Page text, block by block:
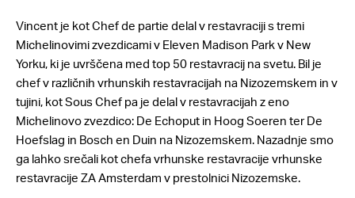
Vincent je kot Chef de partie delal v restavraciji s tremi
Michelinovimi zvezdicami v Eleven Madison Park v New
Yorku, ki je uvrščena med top 50 restavracij na svetu. Bil je
chef v različnih vrhunskih restavracijah na Nizozemskem in v
tujini, kot Sous Chef pa je delal v restavracijah z eno
Michelinovo zvezdico: De Echoput in Hoog Soeren ter De
Hoefslag in Bosch en Duin na Nizozemskem. Nazadnje smo
ga lahko srečali kot chefa vrhunske restavracije vrhunske
restavracije ZA Amsterdam v prestolnici Nizozemske.